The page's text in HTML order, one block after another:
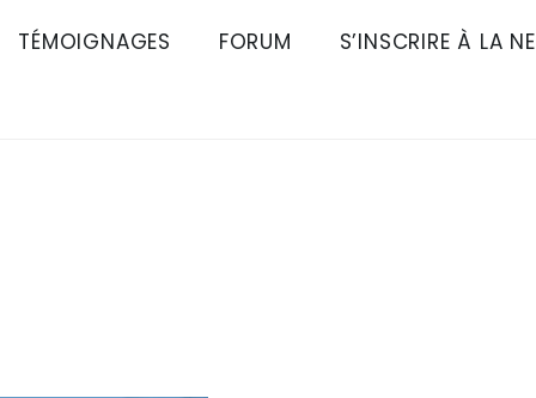
TÉMOIGNAGES
FORUM S’INSCRIRE À LA